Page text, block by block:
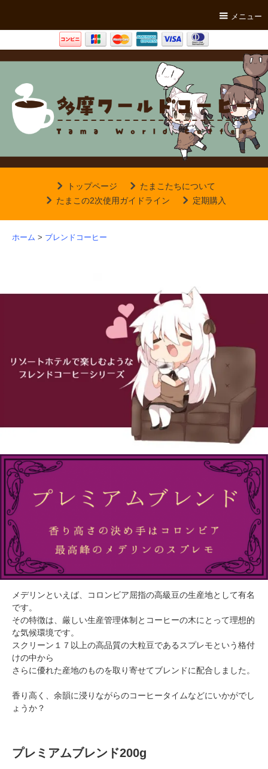
メニュー
トップページ
たまこたちについて
たまこの2次使用ガイドライン
定期購入
ホーム > ブレンドコーヒー
メデリンといえば、コロンビア屈指の高級豆の生産地として有名
です。
その特徴は、厳しい生産管理体制とコーヒーの木にとって理想的
な気候環境です。
スクリーン１７以上の高品質の大粒豆であるスプレモという格付
けの中から
さらに優れた産地のものを取り寄せてブレンドに配合しました。
香り高く、余韻に浸りながらのコーヒータイムなどにいかがでし
ょうか？
プレミアムブレンド200g